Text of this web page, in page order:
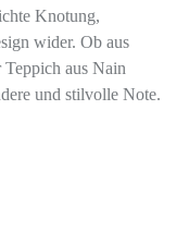
Knotung,
wider. Ob aus
aus Nain
und stilvolle Note.